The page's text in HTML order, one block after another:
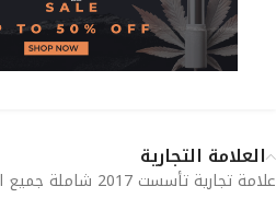
العلامة التجارية
علامة تجارية تأسست 2017 شاملة جميع المنتجات